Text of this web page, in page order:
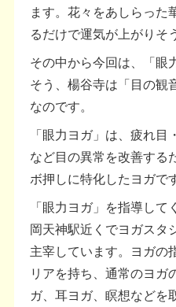
ます。花々をあしらった
るだけで運気が上がりそ
その中から今回は、「眼
そう、楊谷寺は「目の観
なのです。
「眼力ヨガ」は、疲れ
など目の異常を改善する
ボ押しに特化したヨガです
「眼力ヨガ」を指導し
岡天神駅近くでヨガスタ
主宰しています。ヨガの
リアを持ち、通常のヨガ
ガ、耳ヨガ、瞑想などを